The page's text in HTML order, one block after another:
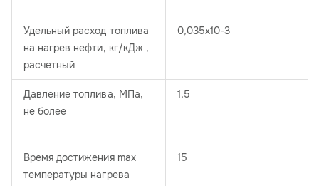
Удельный расход топлива
на нагрев нефти, кг/кДж ,
расчетный
0,035х10-3
Давление топлива, МПа,
не более
1,5
Время достижения max
температуры нагрева
15